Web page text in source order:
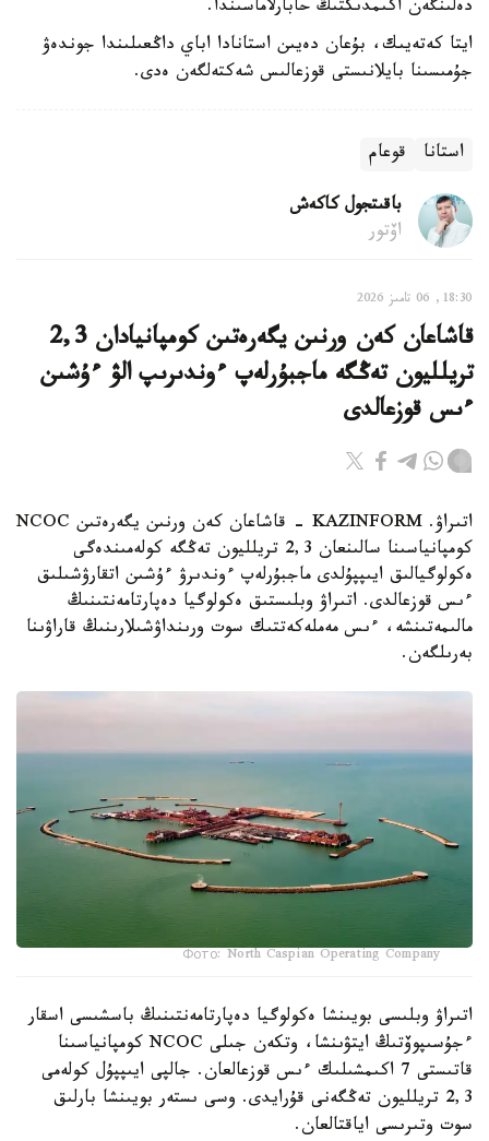
دەلىنگەن اكىمدىكتىڭ حابارلاماسىندا.
ايتا كەتەيىك، بۇعان دەيىن استانادا اباي داڭعىلىندا جوندەۋ
جۇمىسىنا بايلانىستى قوزعالىس شەكتەلگەن ەدى.
استانا قوعام
باقىتجول كاكەش
اۆتور
18:30, 06 تامىز 2026
قاشاعان كەن ورنىن يگەرەتىن كومپانيادان 2,3
تريلليون تەڭگە ماجبۇرلەپ ءوندىرىپ الۋ ءۇشىن
ءىس قوزعالدى
اتىراۋ. KAZINFORM - قاشاعان كەن ورنىن يگەرەتىن NCOC
كومپانياسىنا سالىنعان 2,3 تريلليون تەڭگە كولەمىندەگى
ەكولوگيالىق ايىپپۇلدى ماجبۇرلەپ ءوندىرۋ ءۇشىن اتقارۋشىلىق
ءىس قوزعالدى. اتىراۋ وبلىستىق ەكولوگيا دەپارتامەنتىنىڭ
مالىمەتىنشە، ءىس مەملەكەتتىك سوت ورىنداۋشىلارىنىڭ قاراۋىنا
بەرىلگەن.
Фото: North Caspian Operating Company
اتىراۋ وبلىسى بويىنشا ەكولوگيا دەپارتامەنتىنىڭ باسشىسى اسقار
ءجۇسىپوۆتىڭ ايتۋىنشا، وتكەن جىلى NCOC كومپانياسىنا
قاتىستى 7 اكىمشىلىك ءىس قوزعالعان. جالپى ايىپپۇل كولەمى
2,3 تريلليون تەڭگەنى قۇرايدى. وسى ىستەر بويىنشا بارلىق
سوت وتىرىسى اياقتالعان.